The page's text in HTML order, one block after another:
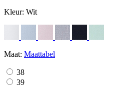
Kleur: Wit
Maat: Maattabel
38
39